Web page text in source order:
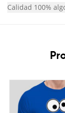
Calidad 100%